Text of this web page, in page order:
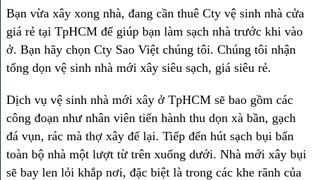
Bạn vừa xây xong nhà, đang cần thuê Cty vệ sinh nhà cửa
giá rẻ tại TpHCM để giúp bạn làm sạch nhà trước khi vào
ở. Bạn hãy chọn Cty Sao Việt chúng tôi. Chúng tôi nhận
tổng dọn vệ sinh nhà mới xây siêu sạch, giá siêu rẻ.
Dịch vụ vệ sinh nhà mới xây ở TpHCM sẽ bao gồm các
công đoạn như nhân viên tiến hành thu dọn xà bần, gạch
đá vụn, rác mà thợ xây để lại. Tiếp đến hút sạch bụi bẩn
toàn bộ nhà một lượt từ trên xuống dưới. Nhà mới xây bụi
sẽ bay len lỏi khắp nơi, đặc biệt là trong các khe rãnh của